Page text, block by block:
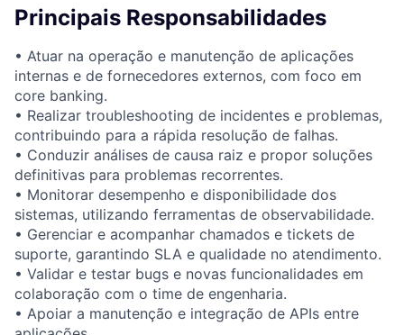
Principais Responsabilidades
• Atuar na operação e manutenção de aplicações
internas e de fornecedores externos, com foco em
core banking.
• Realizar troubleshooting de incidentes e problemas,
contribuindo para a rápida resolução de falhas.
• Conduzir análises de causa raiz e propor soluções
definitivas para problemas recorrentes.
• Monitorar desempenho e disponibilidade dos
sistemas, utilizando ferramentas de observabilidade.
• Gerenciar e acompanhar chamados e tickets de
suporte, garantindo SLA e qualidade no atendimento.
• Validar e testar bugs e novas funcionalidades em
colaboração com o time de engenharia.
• Apoiar a manutenção e integração de APIs entre